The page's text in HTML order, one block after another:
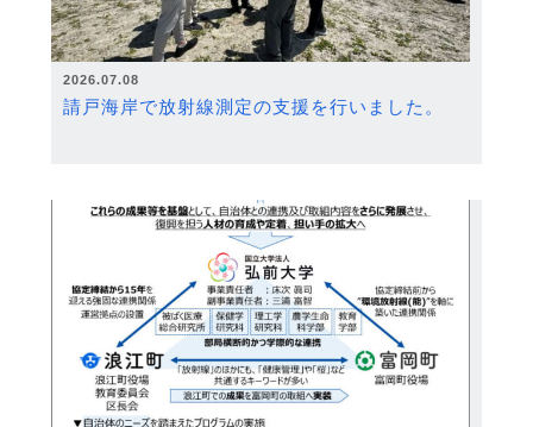
2026.07.08
請戸海岸で放射線測定の支援を行いました。